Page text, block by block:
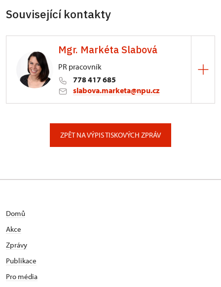
Související kontakty
Mgr. Markéta Slabová
PR pracovník
778 417 685
slabova.marketa@npu.cz
ZPĚT NA VÝPIS TISKOVÝCH ZPRÁV
Domů
Akce
Zprávy
Publikace
Pro média